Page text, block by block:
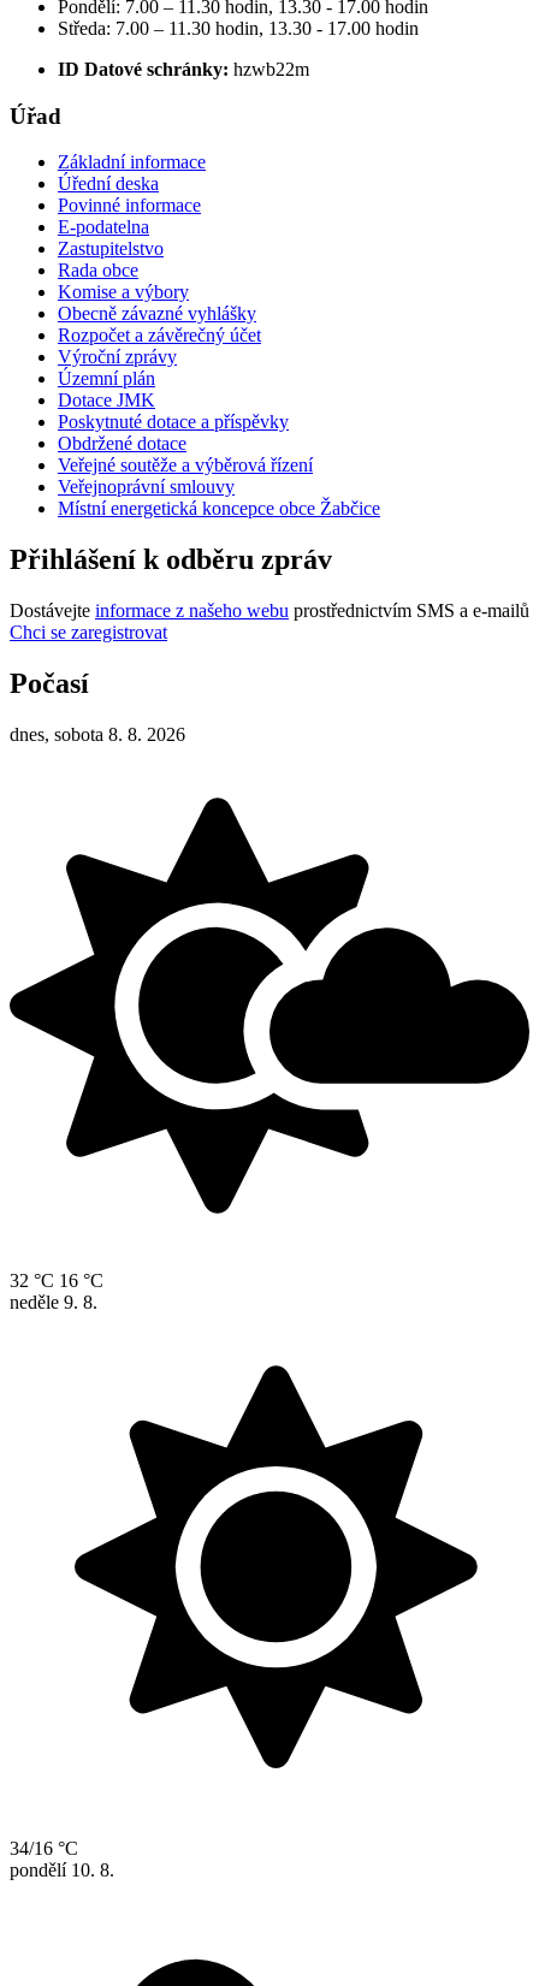
Pondělí: 7.00 – 11.30 hodin, 13.30 - 17.00 hodin
Středa: 7.00 – 11.30 hodin, 13.30 - 17.00 hodin
ID Datové schránky: hzwb22m
Úřad
Základní informace
Úřední deska
Povinné informace
E-podatelna
Zastupitelstvo
Rada obce
Komise a výbory
Obecně závazné vyhlášky
Rozpočet a závěrečný účet
Výroční zprávy
Územní plán
Dotace JMK
Poskytnuté dotace a příspěvky
Obdržené dotace
Veřejné soutěže a výběrová řízení
Veřejnoprávní smlouvy
Místní energetická koncepce obce Žabčice
Přihlášení k odběru zpráv
Dostávejte informace z našeho webu prostřednictvím SMS a e-mailů
Chci se zaregistrovat
Počasí
dnes, sobota 8. 8. 2026
32 °C 16 °C
neděle 9. 8.
34/16 °C
pondělí 10. 8.